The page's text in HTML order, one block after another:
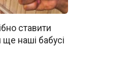
ставити
наші бабусі